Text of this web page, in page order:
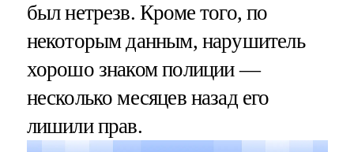
был нетрезв. Кроме того, по
некоторым данным, нарушитель
хорошо знаком полиции —
несколько месяцев назад его
лишили прав.